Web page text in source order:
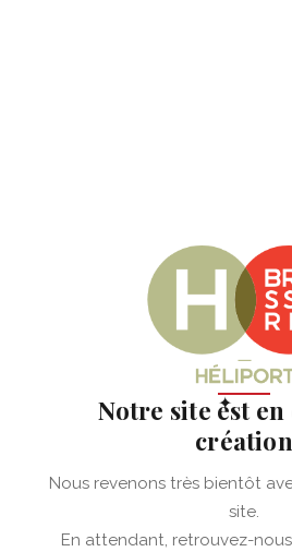
✦
Notre site est
création
Nous revenons très bientôt
site.
En attendant, retrouvez-